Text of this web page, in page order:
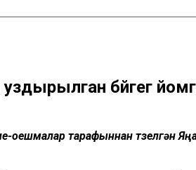
уздырылган бәйгегә
оешмалар тарафыннан төзелгән